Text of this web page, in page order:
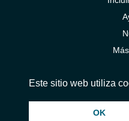
© 2026 InstantAudio. Reservados
Este sitio web utiliza
OK